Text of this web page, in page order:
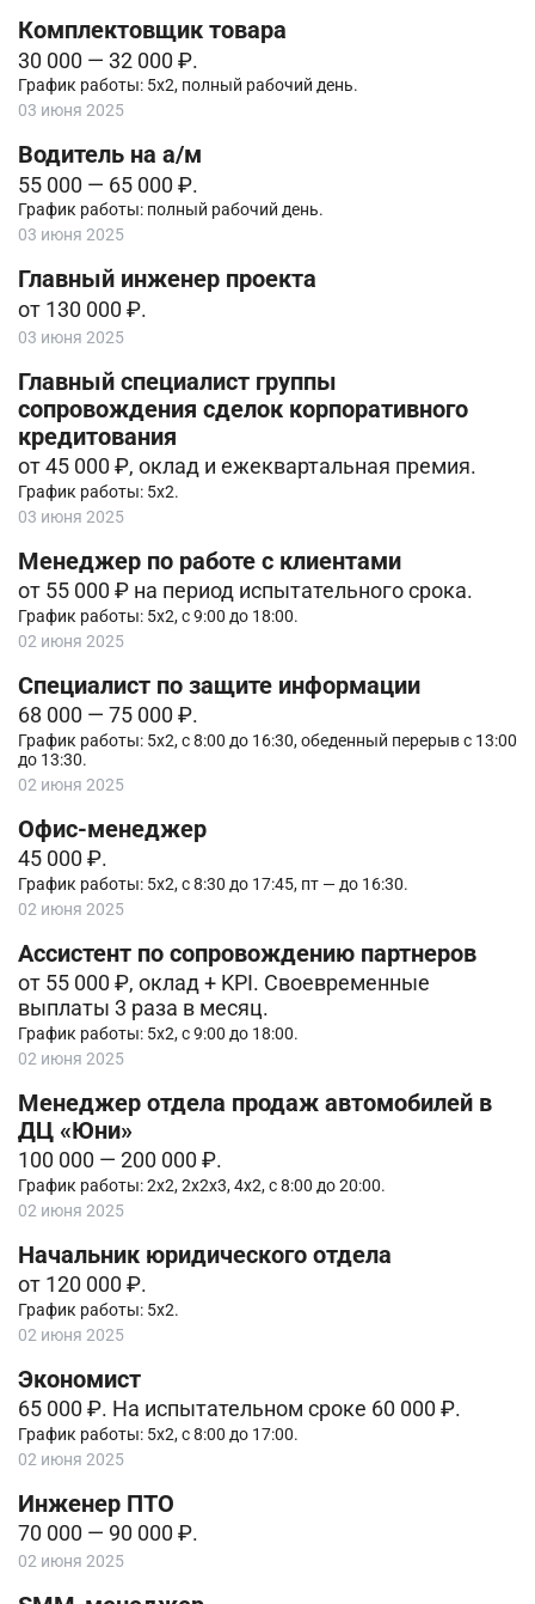
Комплектовщик товара
30 000 — 32 000 ₽.
График работы: 5х2, полный рабочий день.
03 июня 2025
Водитель на а/м
55 000 — 65 000 ₽.
График работы: полный рабочий день.
03 июня 2025
Главный инженер проекта
от 130 000 ₽.
03 июня 2025
Главный специалист группы
сопровождения сделок корпоративного
кредитования
от 45 000 ₽, оклад и ежеквартальная премия.
График работы: 5х2.
03 июня 2025
Менеджер по работе с клиентами
от 55 000 ₽ на период испытательного срока.
График работы: 5х2, с 9:00 до 18:00.
02 июня 2025
Специалист по защите информации
68 000 — 75 000 ₽.
График работы: 5х2, с 8:00 до 16:30, обеденный перерыв с 13:00
до 13:30.
02 июня 2025
Офис-менеджер
45 000 ₽.
График работы: 5х2, с 8:30 до 17:45, пт — до 16:30.
02 июня 2025
Ассистент по сопровождению партнеров
от 55 000 ₽, оклад + KPI. Своевременные
выплаты 3 раза в месяц.
График работы: 5х2, с 9:00 до 18:00.
02 июня 2025
Менеджер отдела продаж автомобилей в
ДЦ «Юни»
100 000 — 200 000 ₽.
График работы: 2х2, 2х2х3, 4х2, с 8:00 до 20:00.
02 июня 2025
Начальник юридического отдела
от 120 000 ₽.
График работы: 5х2.
02 июня 2025
Экономист
65 000 ₽. На испытательном сроке 60 000 ₽.
График работы: 5х2, с 8:00 до 17:00.
02 июня 2025
Инженер ПТО
70 000 — 90 000 ₽.
02 июня 2025